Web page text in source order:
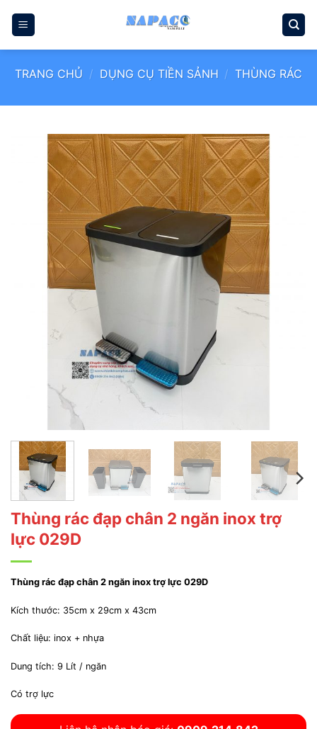
qua
TRANG CHỦ / DỤNG CỤ TIỀN SẢNH / THÙNG RÁC
Thùng rác đạp chân 2 ngăn inox trợ
lực 029D
Thùng rác đạp chân 2 ngăn inox trợ lực 029D
Kích thước: 35cm x 29cm x 43cm
Chất liệu: inox + nhựa
Dung tích: 9 Lít / ngăn
Có trợ lực